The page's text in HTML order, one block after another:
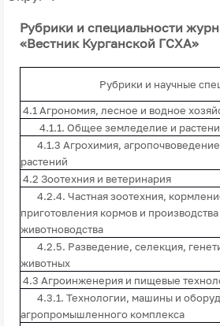
Рубрики и специальности
«Вестник Курганской ГСХА»
Рубрики и научные
4.1 Агрономия, лесное и водное
4.1.1. Общее земледелие и
4.1.3 Агрохимия,
растений
4.2 Зоотехния и ветеринария
4.2.4. Частная зоотехния,
приготовления кормов и
животноводства
4.2.5. Разведение, селекция,
животных
4.3 Агроинженерия и пищевые
4.3.1. Технологии, машины и
агропромышленного комплекса